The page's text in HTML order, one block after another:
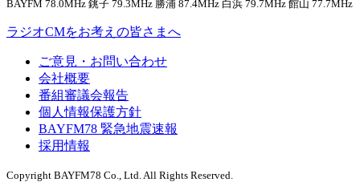
BAYFM 78.0MHz 銚子 79.3MHz 勝浦 87.4MHz 白浜 79.7MHz 館山 77.7MHz
ラジオCMをお考えの皆さまへ
ご意見・お問い合わせ
会社概要
番組審議会報告
個人情報保護方針
BAYFM78 緊急地震速報
採用情報
Copyright BAYFM78 Co., Ltd. All Rights Reserved.